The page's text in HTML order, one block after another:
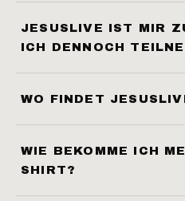
JESUSLIVE IST MIR
ICH DENNOCH
WO FINDET
WIE BEKOMME ICH
SHIRT?